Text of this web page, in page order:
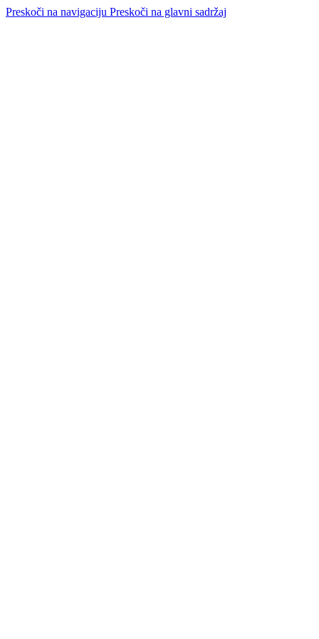
Preskoči na navigaciju Preskoči na glavni sadržaj